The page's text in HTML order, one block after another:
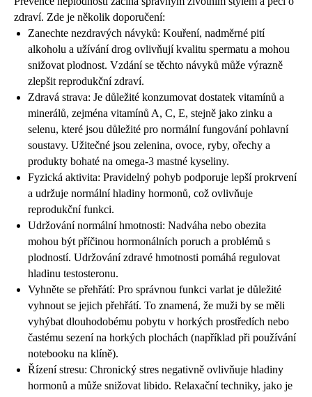
zdraví. Zde je několik doporučení:
Zanechte nezdravých návyků: Kouření, nadměrné pití
alkoholu a užívání drog ovlivňují kvalitu spermatu a mohou
snižovat plodnost. Vzdání se těchto návyků může výrazně
zlepšit reprodukční zdraví.
Zdravá strava: Je důležité konzumovat dostatek vitamínů a
minerálů, zejména vitamínů A, C, E, stejně jako zinku a
selenu, které jsou důležité pro normální fungování pohlavní
soustavy. Užitečné jsou zelenina, ovoce, ryby, ořechy a
produkty bohaté na omega-3 mastné kyseliny.
Fyzická aktivita: Pravidelný pohyb podporuje lepší prokrvení
a udržuje normální hladiny hormonů, což ovlivňuje
reprodukční funkci.
Udržování normální hmotnosti: Nadváha nebo obezita
mohou být příčinou hormonálních poruch a problémů s
plodností. Udržování zdravé hmotnosti pomáhá regulovat
hladinu testosteronu.
Vyhněte se přehřátí: Pro správnou funkci varlat je důležité
vyhnout se jejich přehřátí. To znamená, že muži by se měli
vyhýbat dlouhodobému pobytu v horkých prostředích nebo
častému sezení na horkých plochách (například při používání
notebooku na klíně).
Řízení stresu: Chronický stres negativně ovlivňuje hladiny
hormonů a může snižovat libido. Relaxační techniky, jako je